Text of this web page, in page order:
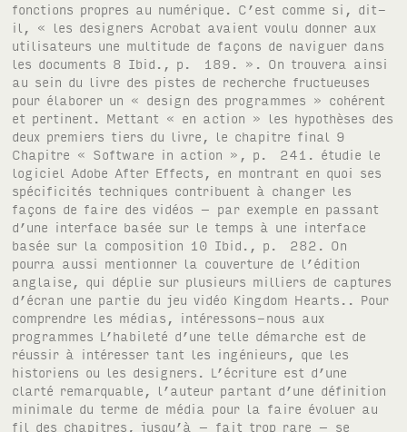
fonctions propres au numérique. C’est comme si, dit-
il, « les designers Acrobat avaient voulu donner aux
utilisateurs une multitude de façons de naviguer dans
les documents 8 Ibid., p. 189. ». On trouvera ainsi
au sein du livre des pistes de recherche fructueuses
pour élaborer un « design des programmes » cohérent
et pertinent. Mettant « en action » les hypothèses des
deux premiers tiers du livre, le chapitre final 9
Chapitre « Software in action », p. 241. étudie le
logiciel Adobe After Effects, en montrant en quoi ses
spécificités techniques contribuent à changer les
façons de faire des vidéos – par exemple en passant
d’une interface basée sur le temps à une interface
basée sur la composition 10 Ibid., p. 282. On
pourra aussi mentionner la couverture de l’édition
anglaise, qui déplie sur plusieurs milliers de captures
d’écran une partie du jeu vidéo Kingdom Hearts.. Pour
comprendre les médias, intéressons-nous aux
programmes L’habileté d’une telle démarche est de
réussir à intéresser tant les ingénieurs, que les
historiens ou les designers. L’écriture est d’une
clarté remarquable, l’auteur partant d’une définition
minimale du terme de média pour la faire évoluer au
fil des chapitres, jusqu’à – fait trop rare – se